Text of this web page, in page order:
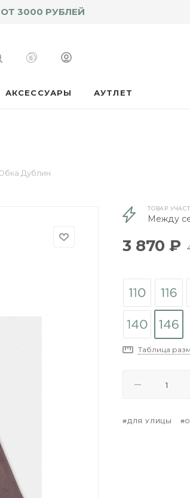
3000 РУБЛЕЙ
АКСЕССУАРЫ АУТЛЕТ
Дублин
ТОВАР
Между
3 870 ₽
Таблица
#ДЛЯ УЛИЦЫ